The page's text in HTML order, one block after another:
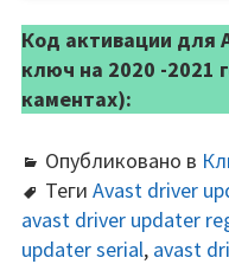
Код активации для
ключ на 2020 -2021
каментах):
Опубликовано в
Теги Avast driver
avast driver updater
updater serial, avast